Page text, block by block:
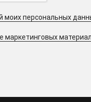
моих персональных
маркетинговых